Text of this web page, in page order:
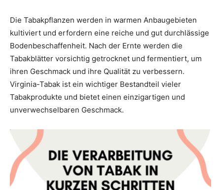
Die Tabakpflanzen werden in warmen Anbaugebieten
kultiviert und erfordern eine reiche und gut durchlässige
Bodenbeschaffenheit. Nach der Ernte werden die
Tabakblätter vorsichtig getrocknet und fermentiert, um
ihren Geschmack und ihre Qualität zu verbessern.
Virginia-Tabak ist ein wichtiger Bestandteil vieler
Tabakprodukte und bietet einen einzigartigen und
unverwechselbaren Geschmack.